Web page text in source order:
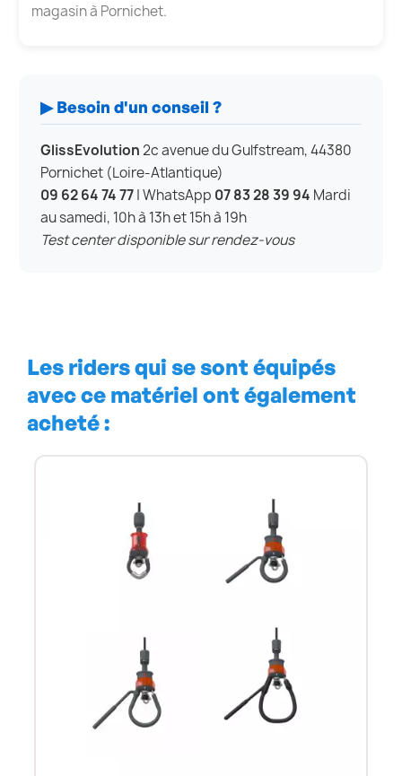
magasin à Pornichet.
▶ Besoin d'un conseil ?
GlissEvolution2c avenue du Gulfstream, 44380
Pornichet (Loire-Atlantique)
09 62 64 74 77| WhatsApp 07 83 28 39 94 Mardi
au samedi, 10h à 13h et 15h à 19h
Test center disponible sur rendez-vous
Les riders qui se sont équipés
avec ce matériel ont également
acheté :